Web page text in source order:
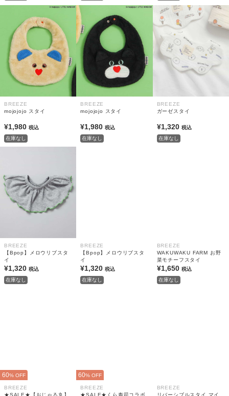
BREEZE
mojojojo スタイ
¥1,980 税込
在庫なし
BREEZE
mojojojo スタイ
¥1,980税込
在庫なし
BREEZE
ガーゼスタイ
¥1,320 税込
在庫なし
BREEZE
【Bpop】メロウリブスタ
イ
¥1,320 税込
在庫なし
BREEZE
【Bpop】メロウリブスタ
イ
¥1,320税込
在庫なし
BREEZE
WAKUWAKU FARM お野
菜モチーフスタイ
¥1,650 税込
在庫なし
60% OFF
BREEZE
★SALE★【おじゃる丸】
60% OFF
BREEZE
★SALE★くら寿司コラボ
BREEZE
リバーシブルスタイ マイ